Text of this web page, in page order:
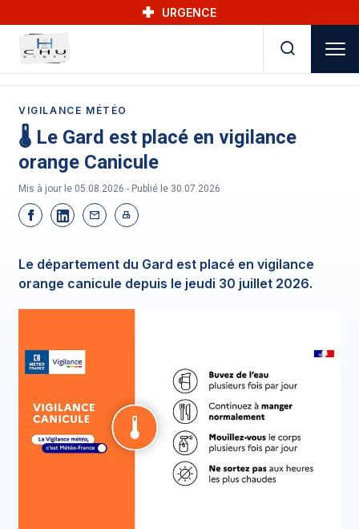
URGENCE
VIGILANCE MÉTÉO
🌡️ Le Gard est placé en vigilance
orange Canicule
Mis à jour le 05.08.2026 - Publié le 30.07.2026
Le département du Gard est placé en vigilance
orange canicule depuis le jeudi 30 juillet 2026.